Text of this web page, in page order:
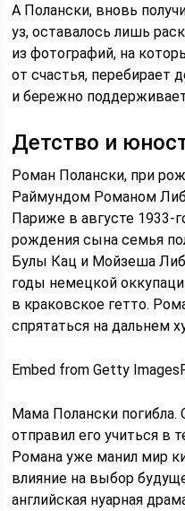
А Полански, вновь
уз, оставалось лишь
из фотографий, на
от счастья, перебирает
и бережно
Детство и
Роман Полански, при
Раймундом Романом
Париже в августе 1933-
рождения сына семья
Булы Кац и Мойзеша
годы немецкой
в краковское гетто.
спрятаться на дальнем
Embed from Getty
Мама Полански
отправил его учиться в
Романа уже манил мир
влияние на выбор
английская нуарная